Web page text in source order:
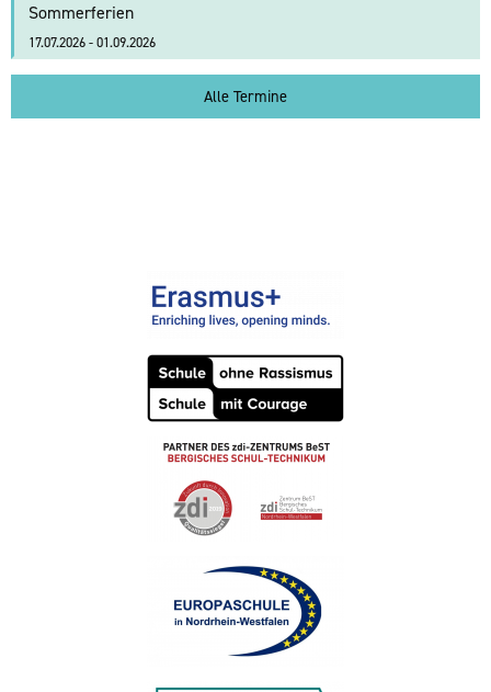
Sommerferien
17.07.2026 - 01.09.2026
Alle Termine